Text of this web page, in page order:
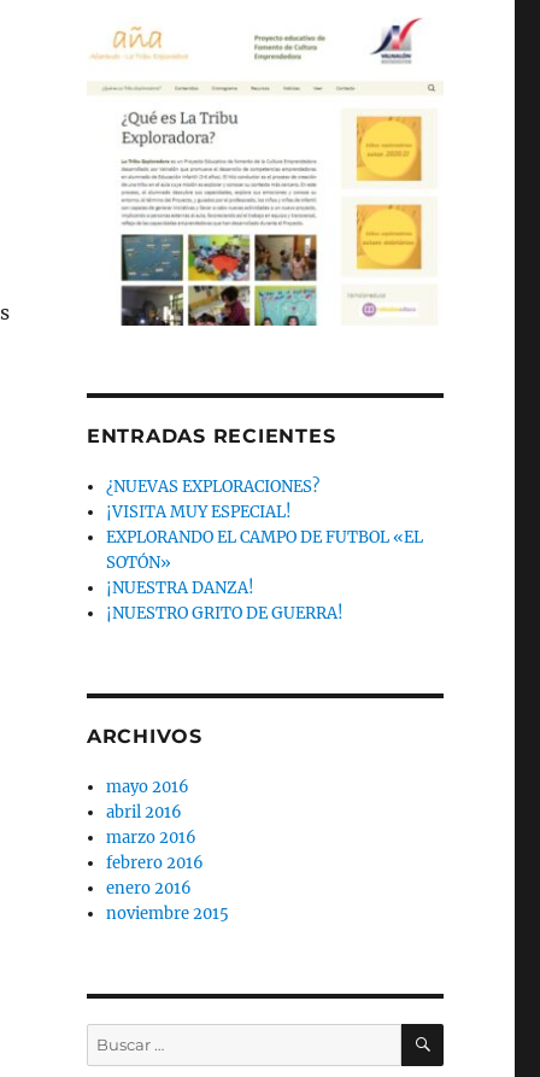
ENTRADAS RECIENTES
¿NUEVAS EXPLORACIONES?
¡VISITA MUY ESPECIAL!
EXPLORANDO EL CAMPO DE FUTBOL «EL
SOTÓN»
¡NUESTRA DANZA!
¡NUESTRO GRITO DE GUERRA!
ARCHIVOS
mayo 2016
abril 2016
marzo 2016
febrero 2016
enero 2016
noviembre 2015
Buscar
por:
BUSCAR